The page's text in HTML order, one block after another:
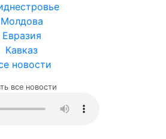
Молдова
Евразия
Кавказ
новости
все новости